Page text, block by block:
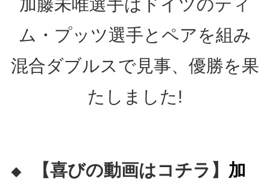
加藤未唯選手はドイツのティ
ム・プッツ選手とペアを組み
混合ダブルスで見事、優勝を果
たしました!
◆ 【喜びの動画はコチラ】 加